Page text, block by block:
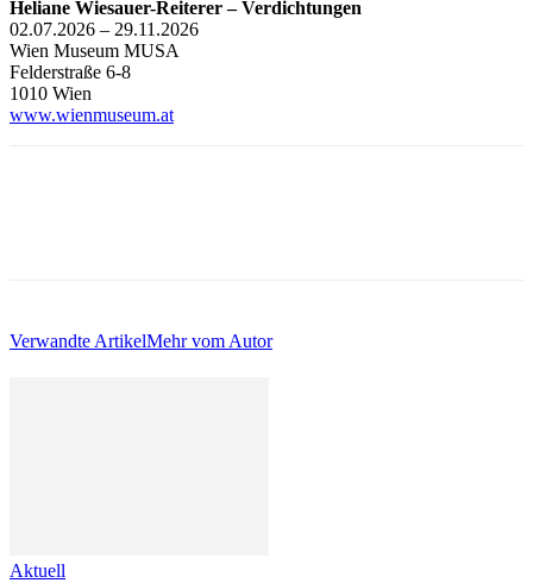
Heliane Wiesauer-Reiterer – Verdichtungen
02.07.2026 – 29.11.2026
Wien Museum MUSA
Felderstraße 6-8
1010 Wien
www.wienmuseum.at
Verwandte ArtikelMehr vom Autor
Aktuell